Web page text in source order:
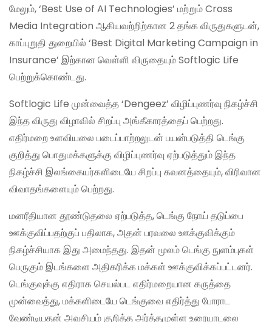
மேலும், ‘Best Use of AI Technologies’ மற்றும் Cross
Media Integration ஆகியவற்றிற்கான 2 தங்க விருதுகளுடன்,
காப்புறுதி துறையில் ‘Best Digital Marketing Campaign in
Insurance’ இற்கான வெள்ளி விருதையும் Softlogic Life
பெற்றுக்கொண்டது.
Softlogic Life முன்வைத்த ‘Dengeez’ விழிப்புணர்வு நிகழ்ச்சி
இந்த விருது விழாவில் சிறப்பு அங்கீகாரத்தைப் பெற்றது.
எதிர்மறை உளவியலை படைப்பாற்றலுடன் பயன்படுத்தி டெங்கு
குறித்து பொதுமக்களுக்கு விழிப்புணர்வு ஏற்படுத்தும் இந்த
நிகழ்ச்சி இலங்கையர்களிடையே சிறப்பு கவனத்தையும், விரிவான
விவாதங்களையும் பெற்றது.
மனரீதியான தூண்டுதலை ஏற்படுத்த, டெங்கு நோய் தடுப்பை
ஊக்குவிப்பதற்குப் பதிலாக, அதன் பரவலை ஊக்குவிக்கும்
நிகழ்ச்சியாக இது அமைந்தது. இதன் மூலம் டெங்கு நுளம்புகள்
பெருகும் இடங்களை அதிகரிக்க மக்கள் ஊக்குவிக்கப்பட்டனர்.
டெங்குவுக்கு எதிராக செயல்பட எதிர்மறையான கருத்தை
முன்வைத்து, மக்களிடையே டெங்குவை எதிர்த்து போராட
வேண்டியதன் அவசியம் குறித்த அர்த்தமுள்ள உரையாடலை